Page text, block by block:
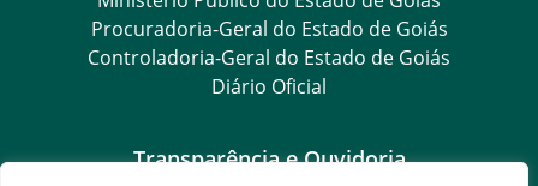
Procuradoria-Geral do Estado de Goiás
Controladoria-Geral do Estado de Goiás
Diário Oficial
Transparência e Ouvidoria